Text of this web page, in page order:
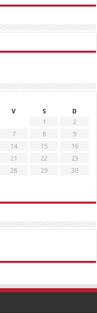
V S
D
1
2
7 8
9
14 15
16
21 22
23
28 29
30